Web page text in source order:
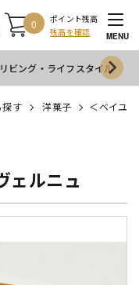
0
ポイント残高
残高を確認
MENU
リビング・ライフスタイル
探す 洋菓子
＜ベイユ
ェルニュ